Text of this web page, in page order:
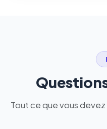
Tout ce que vous